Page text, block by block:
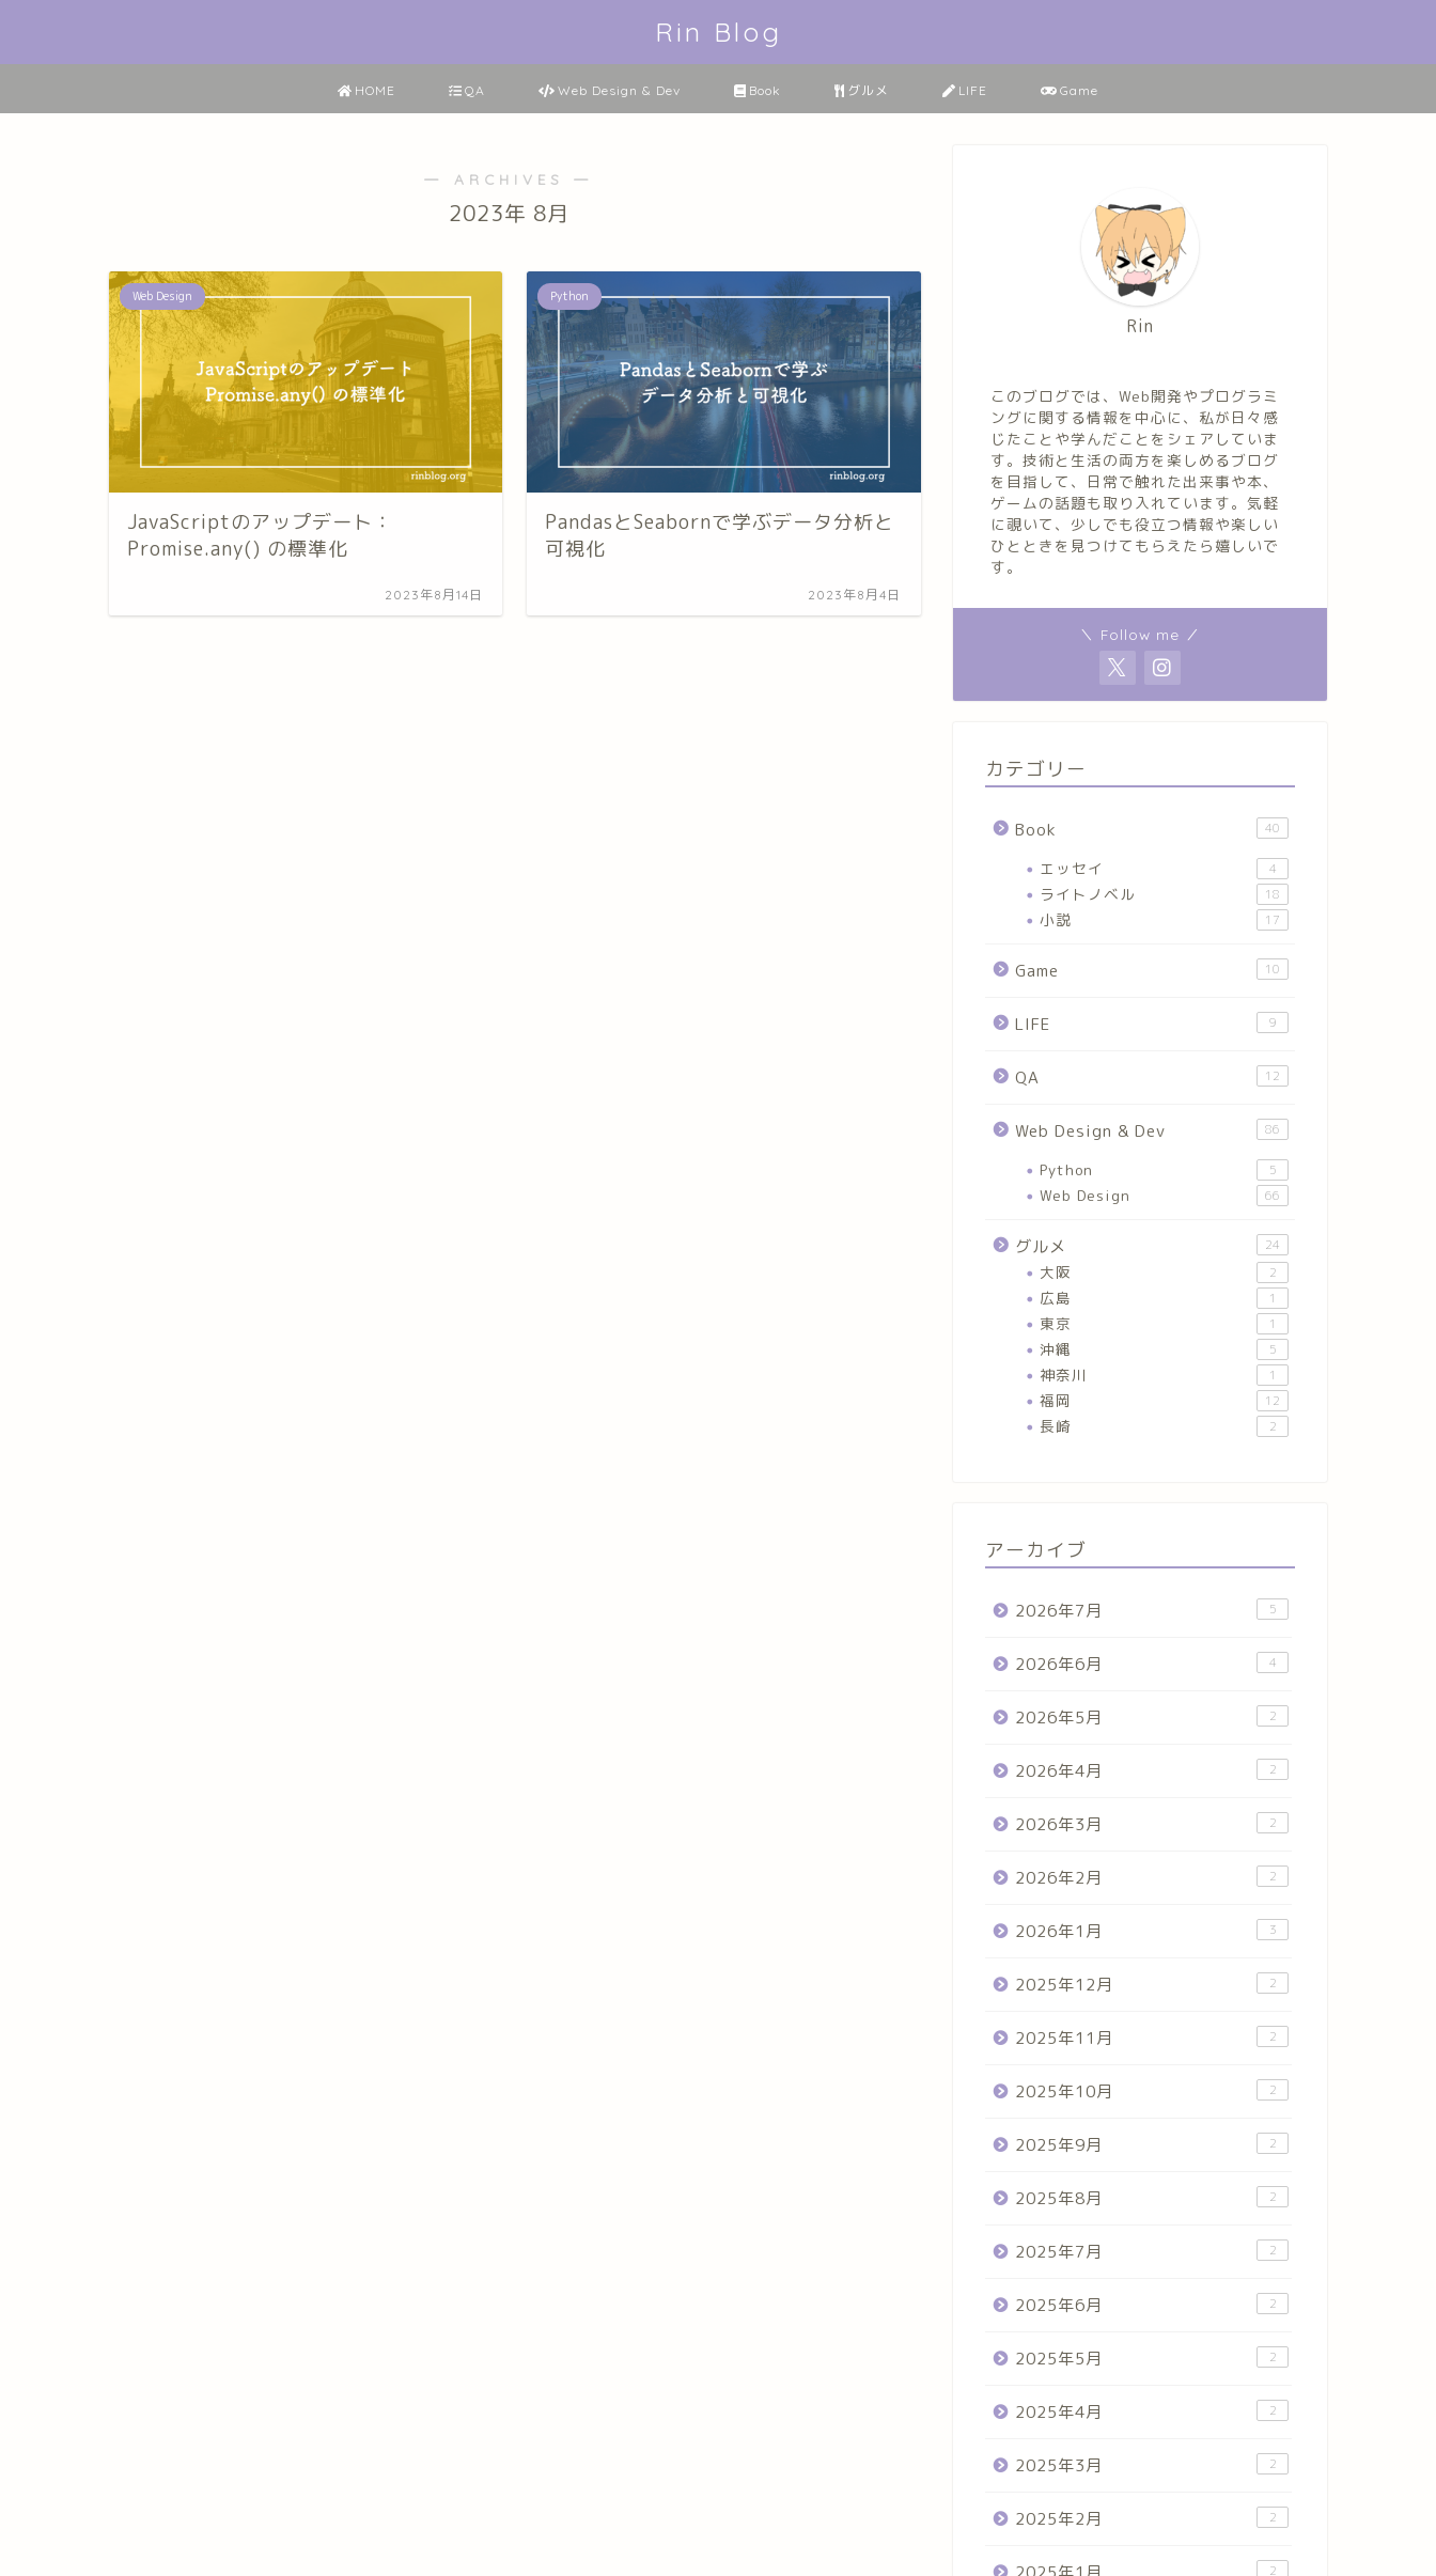
Rin Blog
HOME QA Web Design & Dev Book グルメ LIFE Game
― ARCHIVES ―
2023年 8月
Web Design
JavaScriptのアップデート：
Promise.any() の標準化
2023年8月14日
Python
PandasとSeabornで学ぶデータ分析と
可視化
2023年8月4日
Rin
このブログでは、Web開発やプログラミ
ングに関する情報を中心に、私が日々感
じたことや学んだことをシェアしていま
す。技術と生活の両方を楽しめるブログ
を目指して、日常で触れた出来事や本、
ゲームの話題も取り入れています。気軽
に覗いて、少しでも役立つ情報や楽しい
ひとときを見つけてもらえたら嬉しいで
す。
＼ Follow me ／
カテゴリー
Book 40
エッセイ 4
ライトノベル 18
小説 17
Game 10
LIFE 9
QA 12
Web Design & Dev 86
Python 5
Web Design 66
グルメ 24
大阪 2
広島 1
東京 1
沖縄 5
神奈川 1
福岡 12
長崎 2
アーカイブ
2026年7月 5
2026年6月 4
2026年5月 2
2026年4月 2
2026年3月 2
2026年2月 2
2026年1月 3
2025年12月 2
2025年11月 2
2025年10月 2
2025年9月 2
2025年8月 2
2025年7月 2
2025年6月 2
2025年5月 2
2025年4月 2
2025年3月 2
2025年2月 2
2